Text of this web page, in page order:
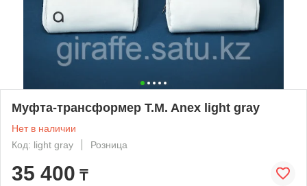
Муфта-трансформер T.M. Anex light gray
Нет в наличии
Код: light gray
Розница
35 400 ₸